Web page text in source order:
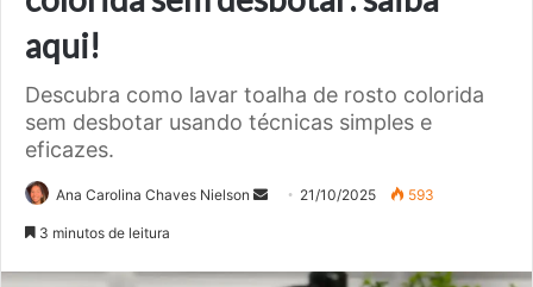
aqui!
Descubra como lavar toalha de rosto colorida
sem desbotar usando técnicas simples e
eficazes.
Ana Carolina Chaves Nielson
Mande
mail
21/10/2025 593
3 minutos de leitura